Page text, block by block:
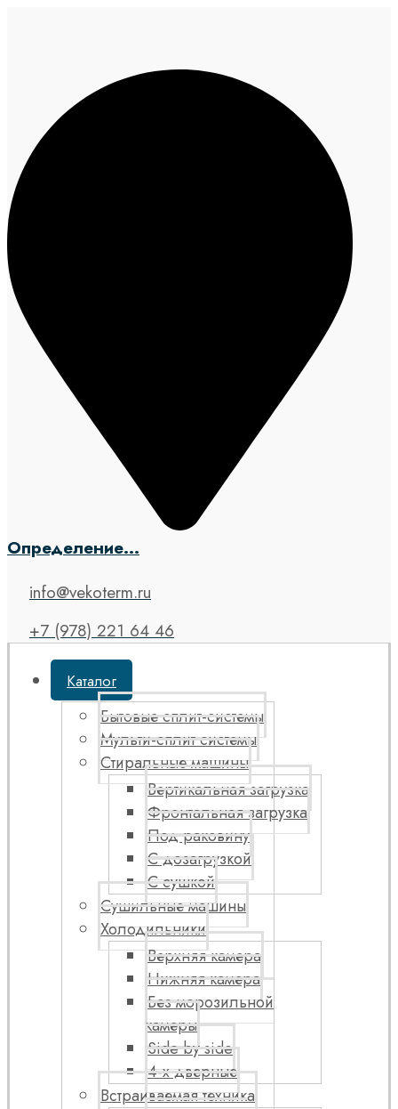
Определение...
info@vekoterm.ru
+7 (978) 221 64 46
Каталог
Бытовые сплит-системы
Мульти-сплит системы
Стиральные машины
Вертикальная загрузка
Фронтальная загрузка
Под раковину
С дозагрузкой
С сушкой
Сушильные машины
Холодильники
Верхняя камера
Нижняя камера
Без морозильной
камеры
Side by side
4-х дверные
Встраиваемая техника